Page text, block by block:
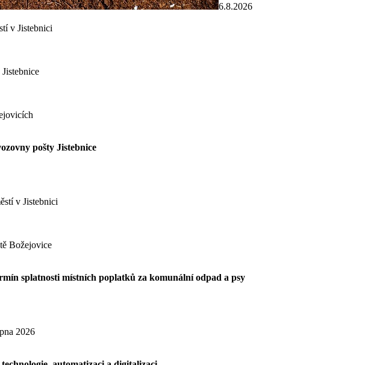
6.8.2026
v Jistebnici
pošty Jistebnice
v Jistebnici
Božejovice
splatnosti místních poplatků za komunální odpad a psy
2026